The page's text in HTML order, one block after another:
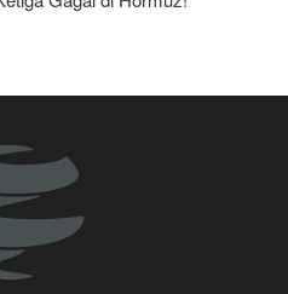
Kondisi Siaga Penuh
Sandiwara AS telah Gagal !